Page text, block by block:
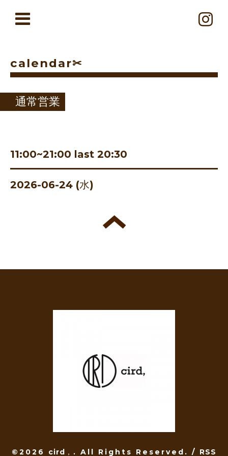
calendar✂︎
通常営業
11:00~21:00 last 20:30
2026-06-24 (水)
©2026 cird， . All Rights Reserved. / RSS